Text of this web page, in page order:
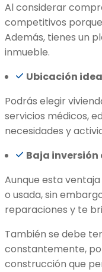
Al considerar
competitivos
Además, tienes un
inmueble.
Ubicación
Podrás elegir
servicios médicos,
necesidades y
Baja
Aunque esta
o usada, sin
reparaciones y te
También se debe
constantemente,
construcción que